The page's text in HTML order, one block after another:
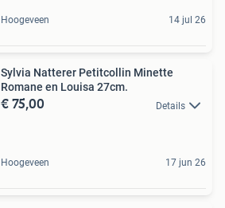
Hoogeveen 14 jul 26
Sylvia Natterer Petitcollin Minette
Romane en Louisa 27cm.
€ 75,00 Details
Hoogeveen 17 jun 26